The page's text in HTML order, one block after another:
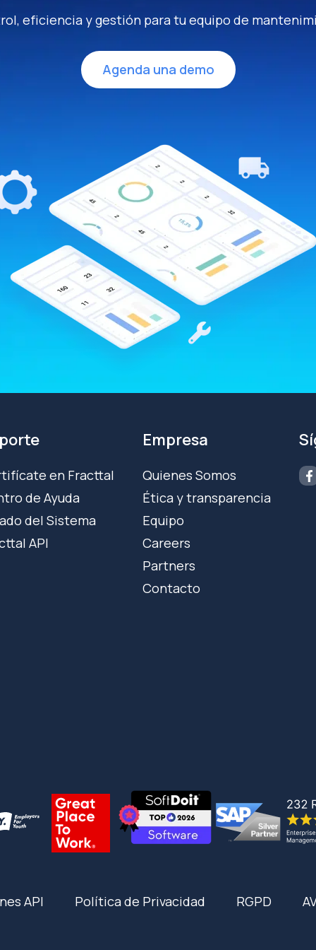
eficiencia y gestión para tu equipo de
Agenda una demo
en Fracttal
de Ayuda
del Sistema
API
Empresa
Quienes Somos
Ética y transparencia
Equipo
Careers
Partners
Contacto
API Política de Privacidad RGPD